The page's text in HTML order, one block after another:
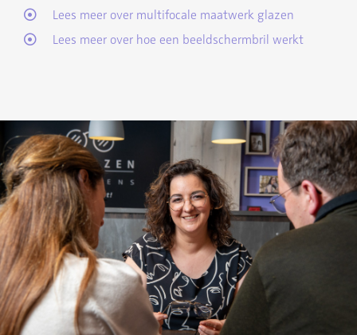
Lees meer over multifocale maatwerk glazen
Lees meer over hoe een beeldschermbril werkt